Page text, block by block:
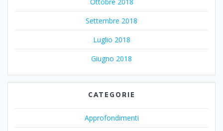
Settembre 2018
Luglio 2018
Giugno 2018
CATEGORIE
Approfondimenti